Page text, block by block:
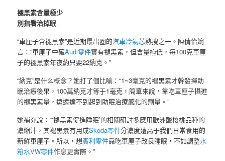
褪黑素含量極少
別指看治掉眠
“車厘子含褪黑素”是近期最出圈的汽車冷氣芯熱搜之一。陳倩怡婉
言：“車厘子中確Audi零件實有褪黑素，但含量極低，每100克車厘
子的褪黑素年夜約只要22納克。”
“納克”是什么概念？她打了個比喻：“1~3毫克的褪黑素才幹發揮助
眠治療後果，100萬納克才等于1毫克，簡單來說，靠吃車厘子攝進
的褪黑素量，遠遠達不到起到助眠治療感化的劑量。”
她補充說：“‘褪黑素促進睡眠’的相關研討多應用歐洲酸櫻桃品種的
濃縮汁，其褪黑素有用成Skoda零件分濃度遠高于我們日常食用的
新鮮車厘子。所以，想賓利零件靠吃車厘子改良睡眠，不如調整水
箱水VW零件作息更實際。”